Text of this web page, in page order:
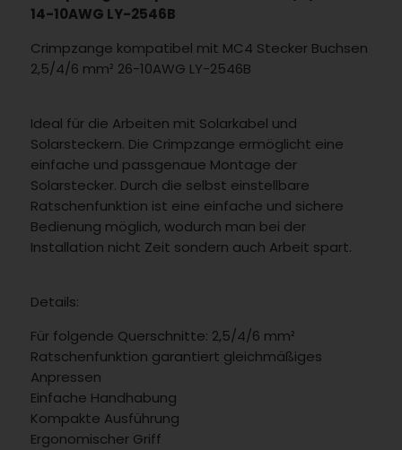
14-10AWG LY-2546B
Crimpzange kompatibel mit MC4 Stecker Buchsen
2,5/4/6 mm² 26-10AWG LY-2546B
Ideal für die Arbeiten mit Solarkabel und
Solarsteckern. Die Crimpzange ermöglicht eine
einfache und passgenaue Montage der
Solarstecker. Durch die selbst einstellbare
Ratschenfunktion ist eine einfache und sichere
Bedienung möglich, wodurch man bei der
Installation nicht Zeit sondern auch Arbeit spart.
Details:
Für folgende Querschnitte: 2,5/4/6 mm²
Ratschenfunktion garantiert gleichmäßiges
Anpressen
Einfache Handhabung
Kompakte Ausführung
Ergonomischer Griff